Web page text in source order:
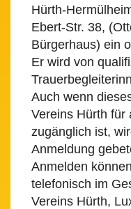
Hürth-
Ebert-Str. 38,
Bürgerhaus) ein
Er wird von
Auch wenn
Vereins Hürth für
zugänglich ist,
Anmeldung
Anmelden
telefonisch im
Vereins Hürth,